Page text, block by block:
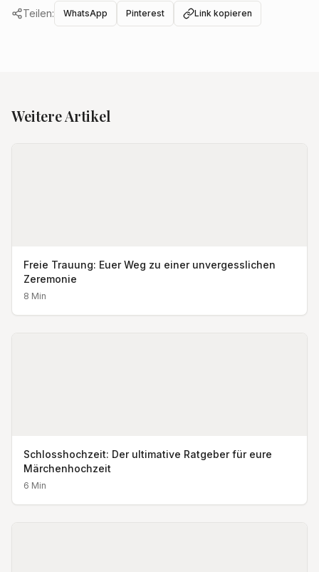
Teilen: WhatsApp Pinterest Link kopieren
Weitere Artikel
Freie Trauung: Euer Weg zu einer unvergesslichen
Zeremonie
8 Min
Schlosshochzeit: Der ultimative Ratgeber für eure
Märchenhochzeit
6 Min